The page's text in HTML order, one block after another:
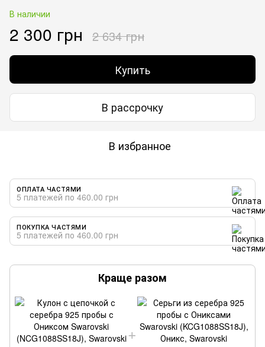
В наличии
2 300 грн 2 634 грн
Купить
В рассрочку
В избранное
ОПЛАТА ЧАСТЯМИ
5 платежей по 460.00 грн
ПОКУПКА ЧАСТЯМИ
5 платежей по 460.00 грн
Краще разом